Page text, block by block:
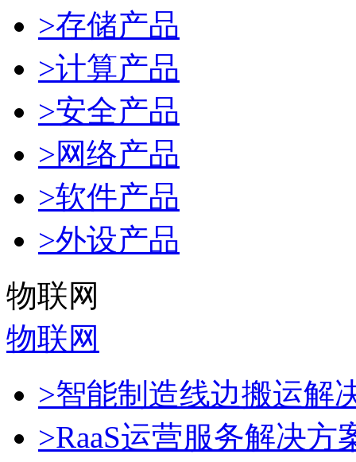
>存储产品
>计算产品
>安全产品
>网络产品
>软件产品
>外设产品
物联网
物联网
>智能制造线边搬运解
>RaaS运营服务解决方